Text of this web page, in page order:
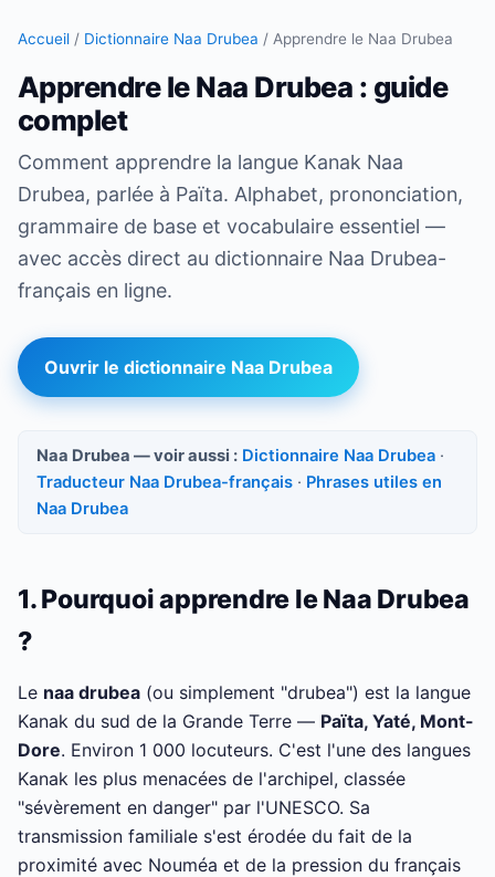
Accueil / Dictionnaire Naa Drubea / Apprendre le Naa Drubea
Apprendre le Naa Drubea : guide
complet
Comment apprendre la langue Kanak Naa
Drubea, parlée à Païta. Alphabet, prononciation,
grammaire de base et vocabulaire essentiel —
avec accès direct au dictionnaire Naa Drubea-
français en ligne.
Ouvrir le dictionnaire Naa Drubea
Naa Drubea — voir aussi : Dictionnaire Naa Drubea ·
Traducteur Naa Drubea-français · Phrases utiles en
Naa Drubea
1. Pourquoi apprendre le Naa Drubea
?
Le naa drubea (ou simplement "drubea") est la langue
Kanak du sud de la Grande Terre — Païta, Yaté, Mont-
Dore. Environ 1 000 locuteurs. C'est l'une des langues
Kanak les plus menacées de l'archipel, classée
"sévèrement en danger" par l'UNESCO. Sa
transmission familiale s'est érodée du fait de la
proximité avec Nouméa et de la pression du français